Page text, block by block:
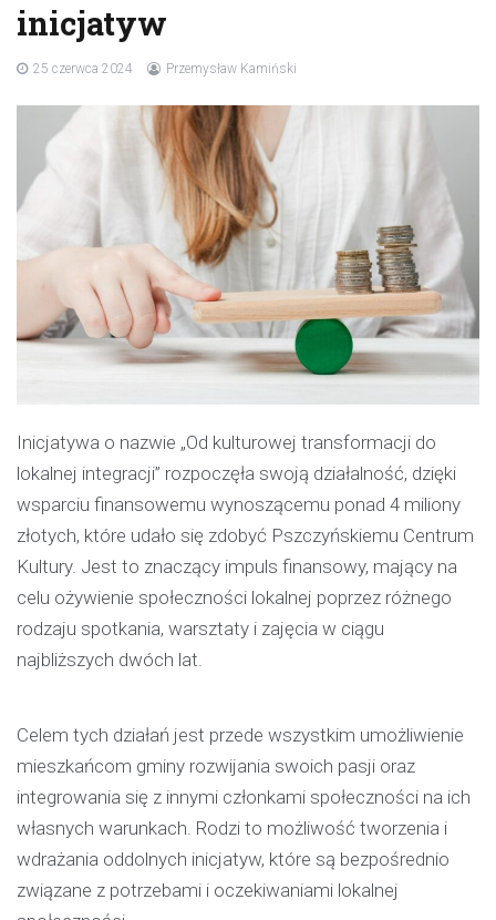
inicjatyw
25 czerwca 2024 Przemysław Kamiński
Inicjatywa o nazwie „Od kulturowej transformacji do
lokalnej integracji” rozpoczęła swoją działalność, dzięki
wsparciu finansowemu wynoszącemu ponad 4 miliony
złotych, które udało się zdobyć Pszczyńskiemu Centrum
Kultury. Jest to znaczący impuls finansowy, mający na
celu ożywienie społeczności lokalnej poprzez różnego
rodzaju spotkania, warsztaty i zajęcia w ciągu
najbliższych dwóch lat.
Celem tych działań jest przede wszystkim umożliwienie
mieszkańcom gminy rozwijania swoich pasji oraz
integrowania się z innymi członkami społeczności na ich
własnych warunkach. Rodzi to możliwość tworzenia i
wdrażania oddolnych inicjatyw, które są bezpośrednio
związane z potrzebami i oczekiwaniami lokalnej